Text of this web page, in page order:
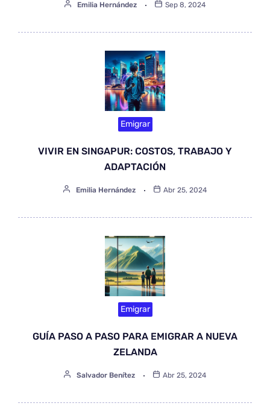
Emilia Hernández Sep 8, 2024
Emigrar
VIVIR EN SINGAPUR: COSTOS, TRABAJO Y
ADAPTACIÓN
Emilia Hernández Abr 25, 2024
Emigrar
GUÍA PASO A PASO PARA EMIGRAR A NUEVA
ZELANDA
Salvador Benítez Abr 25, 2024